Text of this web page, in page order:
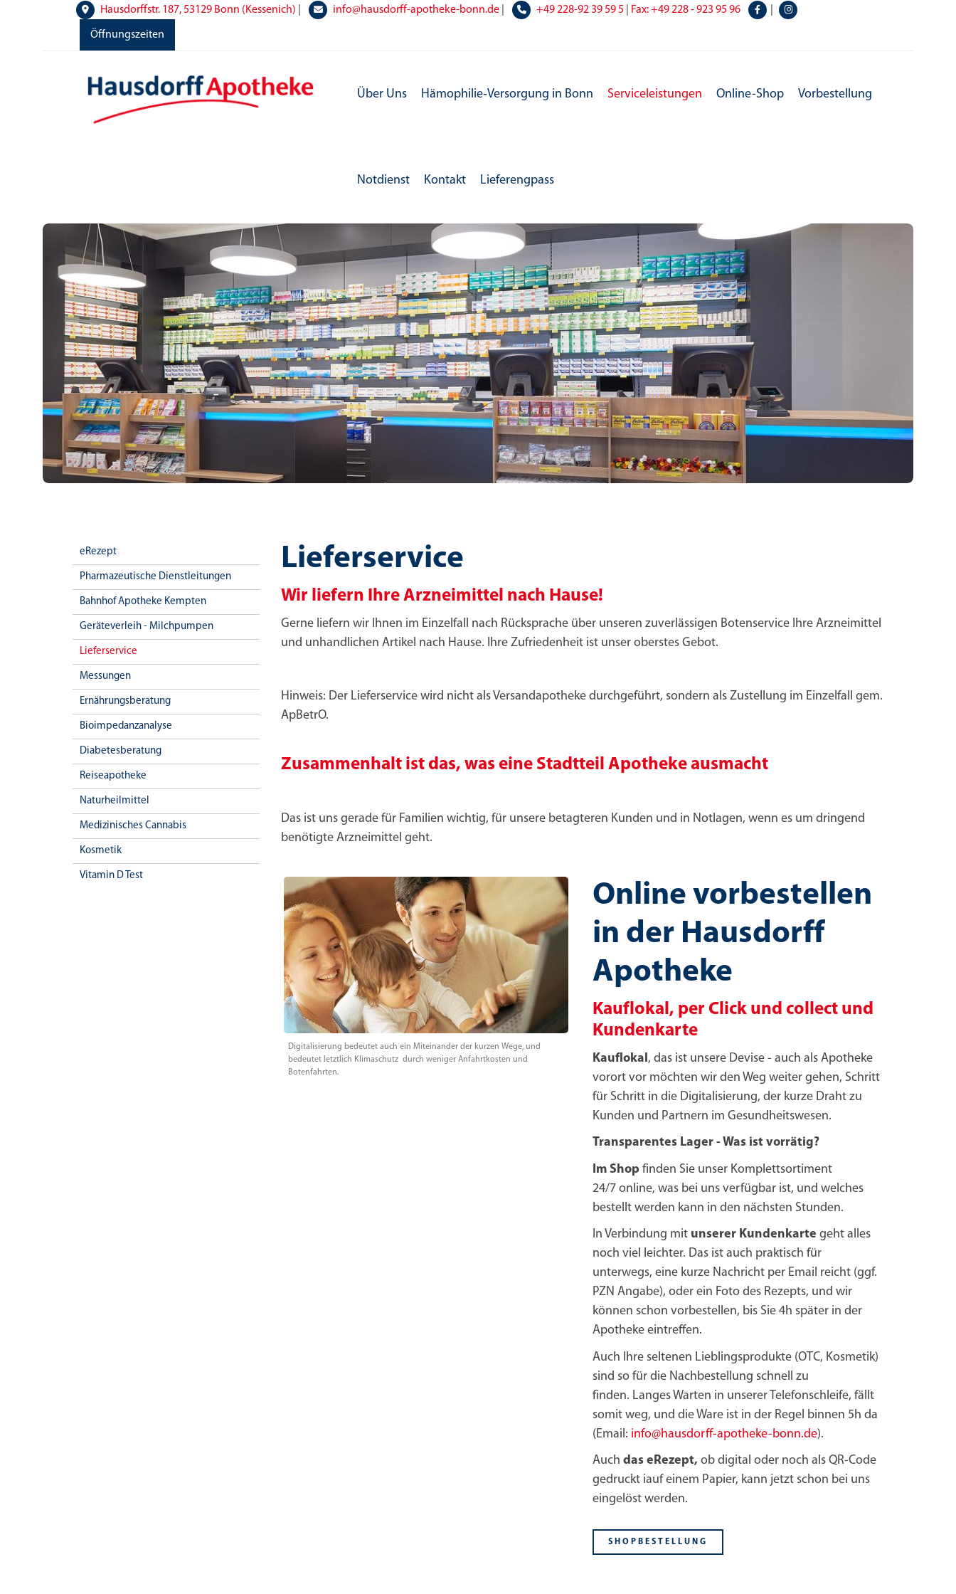
Hausdorffstr. 187, 53129 Bonn (Kessenich) info@hausdorff-apotheke-bonn.de +49228-92 39 59 5 Fax: +49 228 - 923 95 96
Öffnungszeiten
Über Uns Hämophilie‑Versorgung in Bonn Serviceleistungen Online-Shop Vorbestellung
Notdienst Kontakt Lieferengpass
Lieferservice
Wir liefern Ihre Arzneimittel nach Hause!
Gerne liefern wir Ihnen im Einzelfall nach Rücksprache über unseren zuverlässigen Botenservice Ihre Arzneimittel
und unhandlichen Artikel nach Hause. Ihre Zufriedenheit ist unser oberstes Gebot.
Hinweis: Der Lieferservice wird nicht als Versandapotheke durchgeführt, sondern als Zustellung im Einzelfall gem.
ApBetrO.
Zusammenhalt ist das, was eine Stadtteil Apotheke ausmacht
Das ist uns gerade für Familien wichtig, für unsere betagteren Kunden und in Notlagen, wenn es um dringend
benötigte Arzneimittel geht.
Digitalisierung bedeutet auch ein Miteinander der kurzen Wege, und
bedeutet letztlich Klimaschutz durch weniger Anfahrtkosten und
Botenfahrten.
Online vorbestellen
in der Hausdorff
Apotheke
Kauflokal, per Click und collect und
Kundenkarte
Kauflokal , das ist unsere Devise - auch als Apotheke
vorort vor möchten wir den Weg weiter gehen, Schritt
für Schritt in die Digitalisierung, der kurze Draht zu
Kunden und Partnern im Gesundheitswesen.
Transparentes Lager - Was ist vorrätig?
Im Shop finden Sie unser Komplettsortiment
24/7 online, was bei uns verfügbar ist, und welches
bestellt werden kann in den nächsten Stunden.
In Verbindung mit unserer Kundenkartegeht alles
noch viel leichter. Das ist auch praktisch für
unterwegs, eine kurze Nachricht per Email reicht (ggf.
PZN Angabe), oder ein Foto des Rezepts, und wir
können schon vorbestellen, bis Sie 4h später in der
Apotheke eintreffen.
Auch Ihre seltenen Lieblingsprodukte (OTC, Kosmetik)
sind so für die Nachbestellung schnell zu
finden. Langes Warten in unserer Telefonschleife, fällt
somit weg, und die Ware ist in der Regel binnen 5h da
(Email: info@hausdorff-apotheke-bonn.de).
Auchdas eRezept, ob digital oder noch als QR-Code
gedruckt iauf einem Papier, kann jetzt schon bei uns
eingelöst werden.
SHOPBESTELLUNG
eRezept
Pharmazeutische Dienstleitungen
Bahnhof Apotheke Kempten
Geräteverleih - Milchpumpen
Lieferservice
Messungen
Ernährungsberatung
Bioimpedanzanalyse
Diabetesberatung
Reiseapotheke
Naturheilmittel
Medizinisches Cannabis
Kosmetik
Vitamin D Test